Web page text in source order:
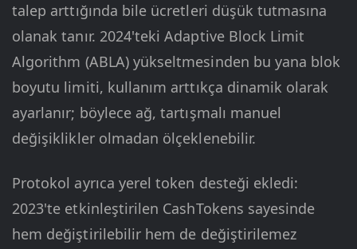
talep arttığında bile ücretleri düşük tutmasına
olanak tanır. 2024'teki Adaptive Block Limit
Algorithm (ABLA) yükseltmesinden bu yana blok
boyutu limiti, kullanım arttıkça dinamik olarak
ayarlanır; böylece ağ, tartışmalı manuel
değişiklikler olmadan ölçeklenebilir.
Protokol ayrıca yerel token desteği ekledi:
2023'te etkinleştirilen CashTokens sayesinde
hem değiştirilebilir hem de değiştirilemez